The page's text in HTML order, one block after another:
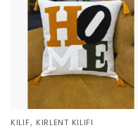
KILIF, KIRLENT KILIFI